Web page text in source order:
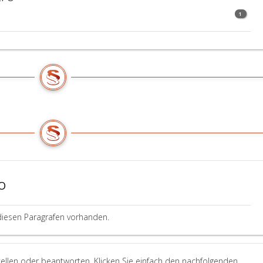
1
Paragrafen vorhanden.